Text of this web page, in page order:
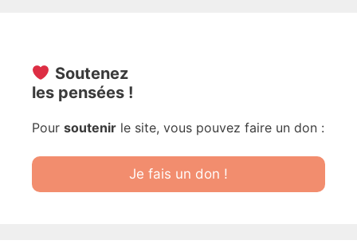
Soutenez
les pensées !
Pour soutenir le site, vous pouvez faire un don :
Je fais un don !